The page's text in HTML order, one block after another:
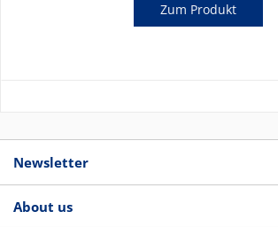
Zum Produkt
Newsletter
About us